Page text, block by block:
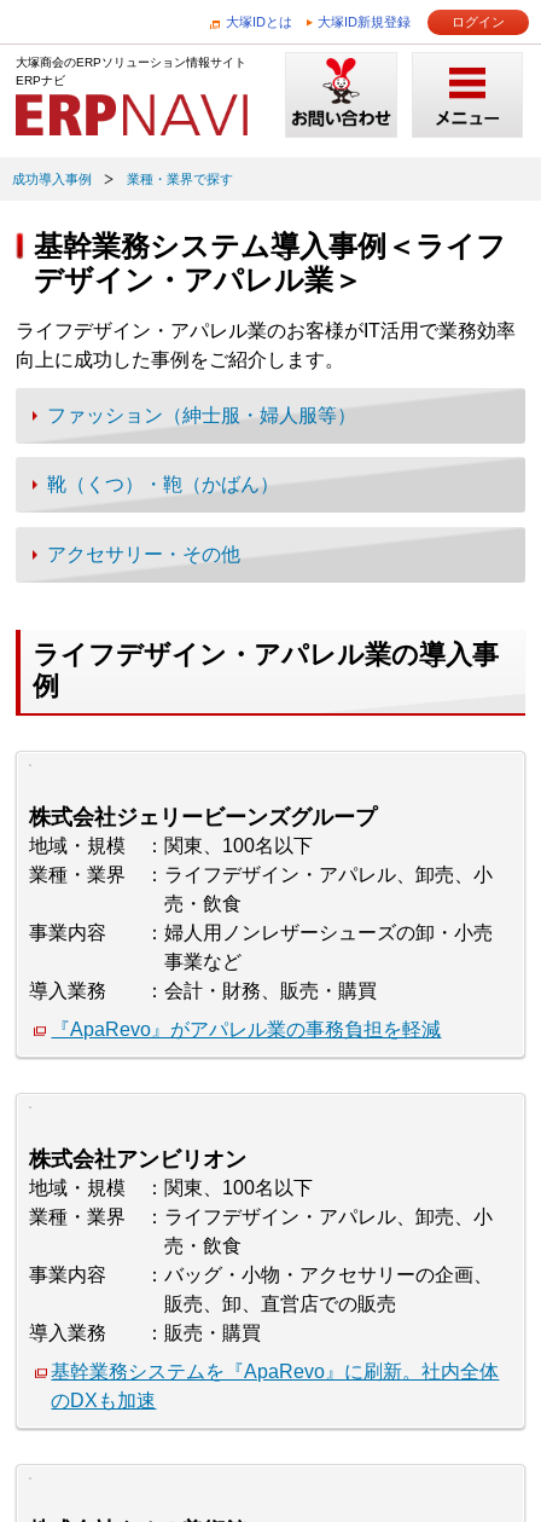
大塚IDとは 大塚ID新規登録 ログイン
大塚商会のERPソリューション情報サイト
ERPナビ
成功導入事例 業種・業界で探す
基幹業務システム導入事例＜ライフ
デザイン・アパレル業＞
ライフデザイン・アパレル業のお客様がIT活用で業務効率
向上に成功した事例をご紹介します。
ファッション（紳士服・婦人服等）
靴（くつ）・鞄（かばん）
アクセサリー・その他
ライフデザイン・アパレル業の導入事
例
株式会社ジェリービーンズグループ
地域・規模
関東、100名以下
業種・業界
ライフデザイン・アパレル、卸売、小
売・飲食
事業内容
婦人用ノンレザーシューズの卸・小売
事業など
導入業務
会計・財務、販売・購買
『ApaRevo』がアパレル業の事務負担を軽減
株式会社アンビリオン
地域・規模
関東、100名以下
業種・業界
ライフデザイン・アパレル、卸売、小
売・飲食
事業内容
バッグ・小物・アクセサリーの企画、
販売、卸、直営店での販売
導入業務
販売・購買
基幹業務システムを『ApaRevo』に刷新。社内全体
のDXも加速